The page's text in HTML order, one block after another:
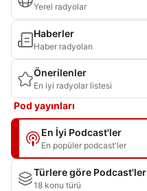
Yerel radyolar
Haberler
Haber radyoları
Önerilenler
En iyi radyolar listesi
Pod yayınları
En İyi Podcast'ler
En popüler podcast'ler
Türlere göre Podcast'ler
18 konu türü